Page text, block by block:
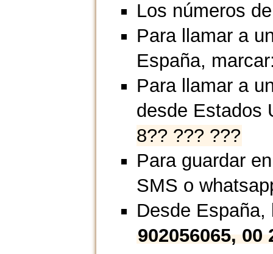
Los números
Para llamar a
España,
Para llamar a
desde Estados
8?? ??? ???
Para guardar
SMS o
Desde
902056065,